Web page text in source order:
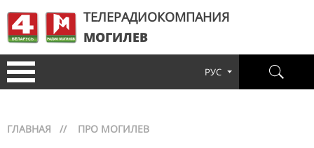
ТЕЛЕРАДИОКОМПАНИЯ
МОГИЛЕВ
РУС
ГЛАВНАЯ // ПРО МОГИЛЕВ